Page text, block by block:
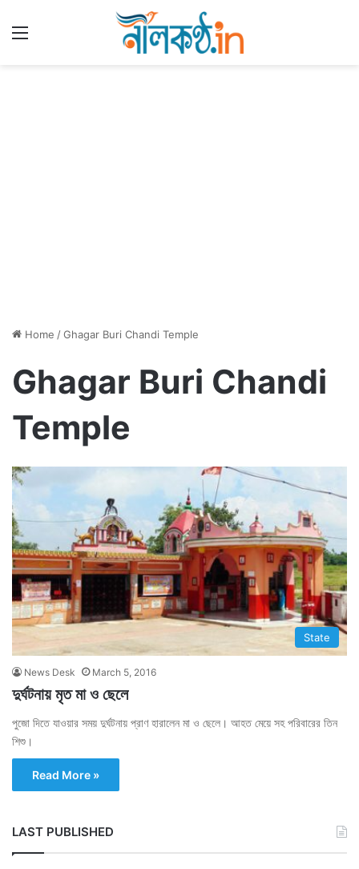
Home /Ghagar Buri Chandi Temple
Ghagar Buri Chandi
Temple
State
News Desk March 5, 2016
দুর্ঘটনায় মৃত মা ও ছেলে
পুজো দিতে যাওয়ার সময় দুর্ঘটনায় প্রাণ হারালেন মা ও ছেলে। আহত মেয়ে সহ পরিবারের তিন
শিশু।
Read More »
LAST PUBLISHED